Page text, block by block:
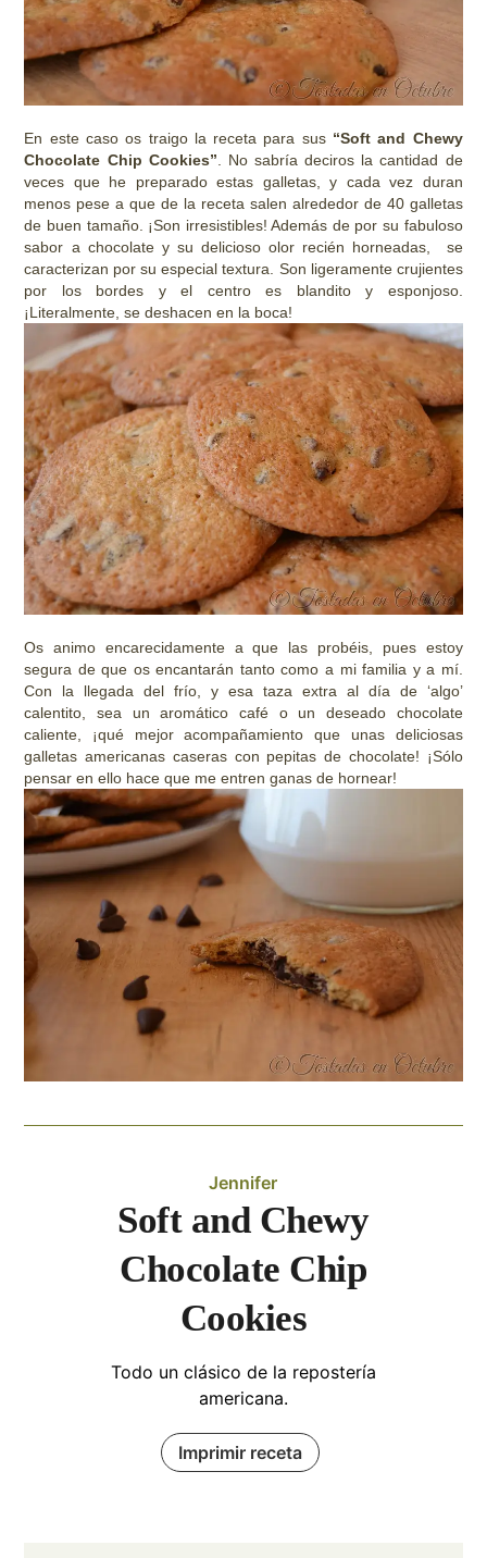
En este caso os traigo la receta para sus “Soft and Chewy
Chocolate Chip Cookies” . No sabría deciros la cantidad de
veces que he preparado estas galletas, y cada vez duran
menos pese a que de la receta salen alrededor de 40 galletas
de buen tamaño. ¡Son irresistibles! Además de por su fabuloso
sabor a chocolate y su delicioso olor recién horneadas, se
caracterizan por su especial textura. Son ligeramente crujientes
por los bordes y el centro es blandito y esponjoso.
¡Literalmente, se deshacen en la boca!
Os animo encarecidamente a que las probéis, pues estoy
segura de que os encantarán tanto como a mi familia y a mí.
Con la llegada del frío, y esa taza extra al día de ‘algo’
calentito, sea un aromático café o un deseado chocolate
caliente, ¡qué mejor acompañamiento que unas deliciosas
galletas americanas caseras con pepitas de chocolate! ¡Sólo
pensar en ello hace que me entren ganas de hornear!
Jennifer
Soft and Chewy
Chocolate Chip
Cookies
Todo un clásico de la repostería
americana.
Imprimir receta